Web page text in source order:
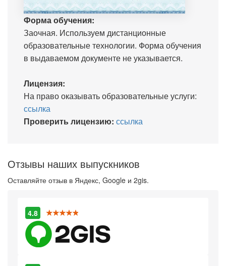
Форма обучения:
Заочная. Используем дистанционные
образовательные технологии. Форма обучения
в выдаваемом документе не указывается.
Лицензия:
На право оказывать образовательные услуги:
ссылка
Проверить лицензию: ссылка
Отзывы наших выпускников
Оставляйте отзыв в Яндекс, Google и 2gis.
4.8